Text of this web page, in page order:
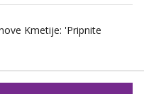
Kmetije: 'Pripnite